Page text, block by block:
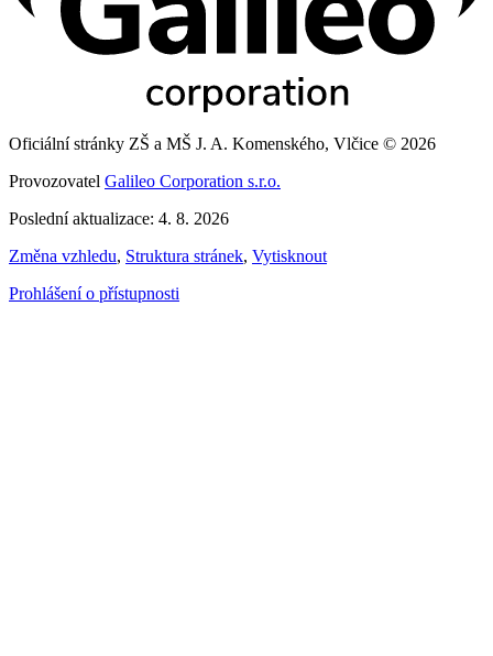
Oficiální stránky ZŠ a MŠ J. A. Komenského, Vlčice © 2026
Provozovatel Galileo Corporation s.r.o.
Poslední aktualizace: 4. 8. 2026
Změna vzhledu, Struktura stránek, Vytisknout
Prohlášení o přístupnosti